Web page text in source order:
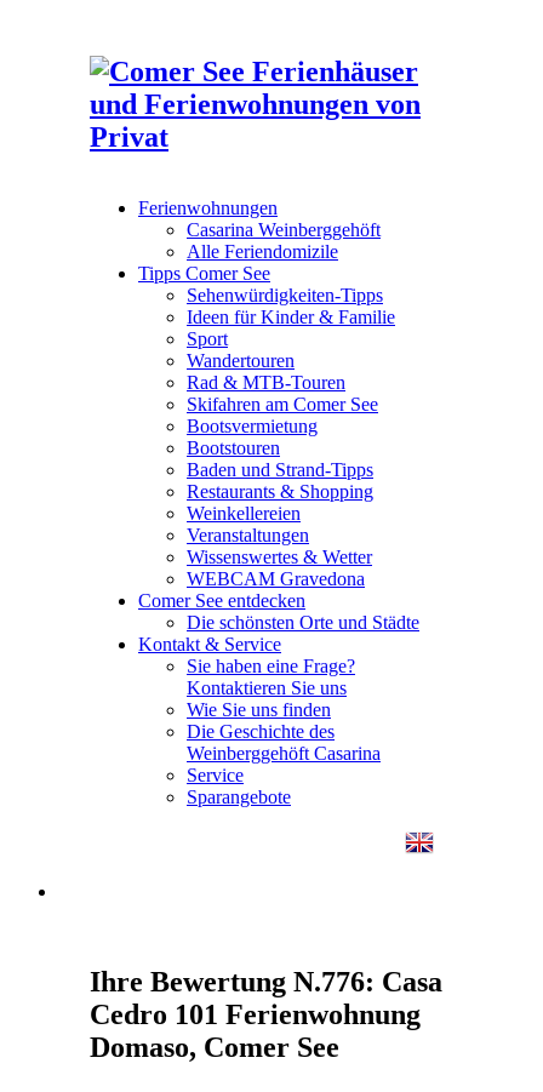
Ferienwohnungen
Casarina Weinberggehöft
Alle Feriendomizile
Tipps Comer See
Sehenwürdigkeiten-Tipps
Ideen für Kinder & Familie
Sport
Wandertouren
Rad & MTB-Touren
Skifahren am Comer See
Bootsvermietung
Bootstouren
Baden und Strand-Tipps
Restaurants & Shopping
Weinkellereien
Veranstaltungen
Wissenswertes & Wetter
WEBCAM Gravedona
Comer See entdecken
Die schönsten Orte und Städte
Kontakt & Service
Sie haben eine Frage?
Kontaktieren Sie uns
Wie Sie uns finden
Die Geschichte des
Weinberggehöft Casarina
Service
Sparangebote
Ihre Bewertung N.776: Casa
Cedro 101 Ferienwohnung
Domaso, Comer See